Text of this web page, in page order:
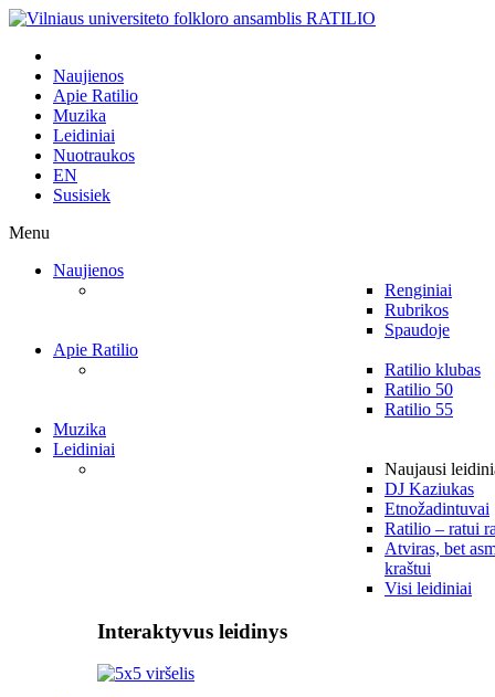
Naujienos
Apie Ratilio
Muzika
Leidiniai
Nuotraukos
EN
Susisiek
Menu
Naujienos
Renginiai
Rubrikos
Spaudoje
Apie Ratilio
Ratilio klubas
Ratilio 50
Ratilio 55
Muzika
Leidiniai
Naujausi
DJ Kaziukas
Etnožadintuvai
Ratilio – ratui
Atviras, bet
kraštui
Visi leidiniai
Interaktyvus leidinys